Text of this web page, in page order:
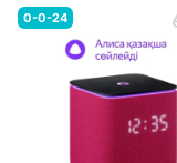
0-0-24